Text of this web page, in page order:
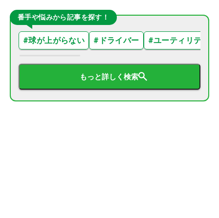
番手や悩みから記事を探す！
#球が上がらない # ドライバー #ユーティリティ
もっと詳しく検索